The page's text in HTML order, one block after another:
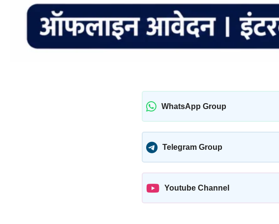
WhatsApp Group
Telegram Group
Youtube Channel